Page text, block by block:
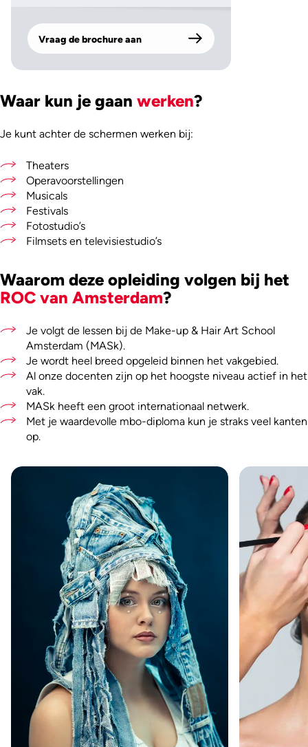
Vraag de brochure aan
Waar kun je gaan werken?
Je kunt achter de schermen werken bij:
Theaters
Operavoorstellingen
Musicals
Festivals
Fotostudio’s
Filmsets en televisiestudio’s
Waarom deze opleiding volgen bij het
ROC van Amsterdam?
Je volgt de lessen bij de Make-up & Hair Art School
Amsterdam (MASk).
Je wordt heel breed opgeleid binnen het vakgebied.
Al onze docenten zijn op het hoogste niveau actief in het
vak.
MASk heeft een groot internationaal netwerk.
Met je waardevolle mbo-diploma kun je straks veel kanten
op.